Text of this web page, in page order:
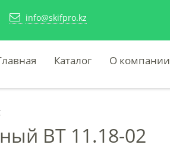
info@skifpro.kz
Каталог О компании
ВТ 11.18-02